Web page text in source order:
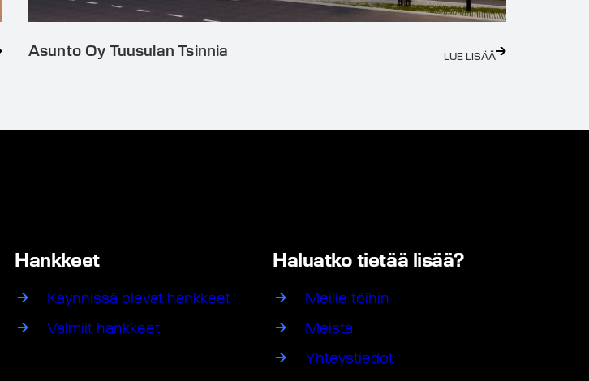
Asunto Oy Tuusulan Tsinnia LUE LISÄÄ
Hankkeet
Käynnissä olevat hankkeet
Valmiit hankkeet
Haluatko tietää lisää?
Meille töihin
Meistä
Yhteystiedot